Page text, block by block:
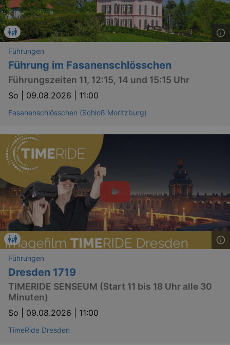
Führungen
Führung im Fasanenschlösschen
Führungszeiten 11, 12:15, 14 und 15:15 Uhr
So | 09.08.2026 | 11:00
Fasanenschlösschen (Schloß Moritzburg)
Führungen
Dresden 1719
TIMERIDE SENSEUM (Start 11 bis 18 Uhr alle 30
Minuten)
So | 09.08.2026 | 11:00
TimeRide Dresden